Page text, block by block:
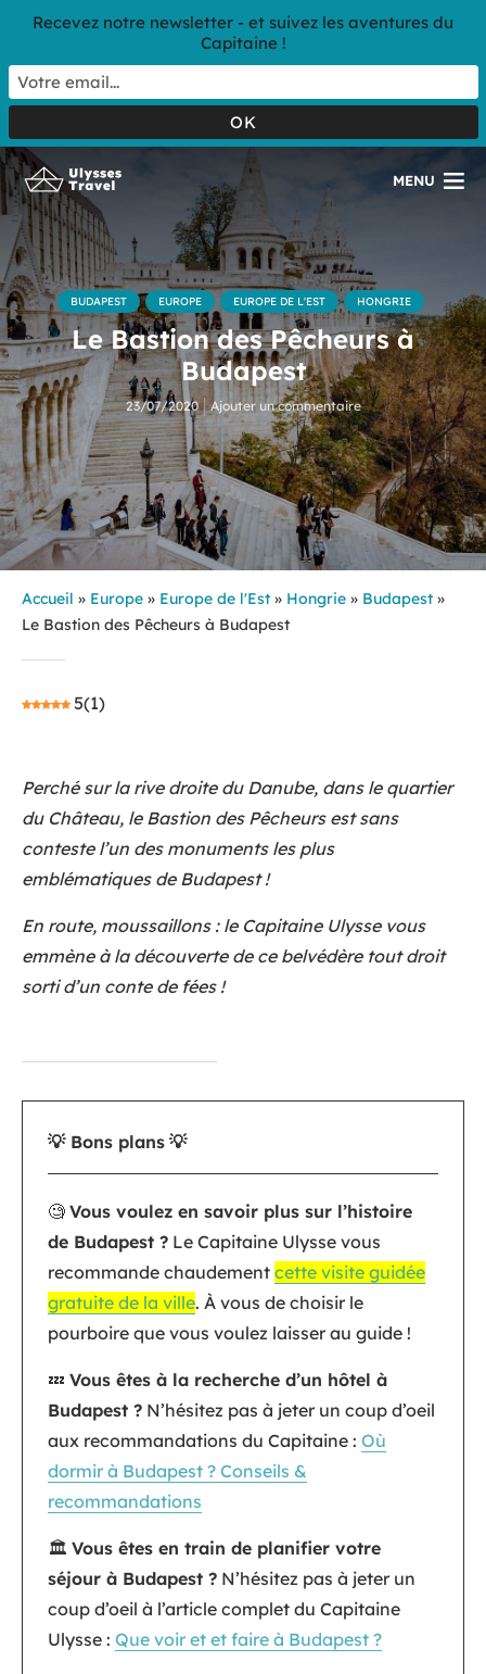
MENU
BUDAPEST EUROPE EUROPE DE L'EST HONGRIE
Le Bastion des Pêcheurs à
Budapest
23/07/2020 Ajouter un commentaire
Accueil » Europe » Europe de l'Est » Hongrie » Budapest »
Le Bastion des Pêcheurs à Budapest
5(1)
Perché sur la rive droite du Danube, dans le quartier
du Château, le Bastion des Pêcheurs est sans
conteste l’un des monuments les plus
emblématiques de Budapest !
En route, moussaillons : le Capitaine Ulysse vous
emmène à la découverte de ce belvédère tout droit
sorti d’un conte de fées !
💡 Bons plans 💡
🧐Vous voulez en savoir plus sur l’histoire
de Budapest ? Le Capitaine Ulysse vous
recommande chaudementcette visite guidée
gratuite de la ville. À vous de choisir le
pourboire que vous voulez laisser au guide !
💤Vous êtes à la recherche d’un hôtel à
Budapest ? N’hésitez pas à jeter un coup d’oeil
aux recommandations du Capitaine :Où
dormir à Budapest ? Conseils &
recommandations
🏛Vous êtes en train de planifier votre
séjour à Budapest ? N’hésitez pas à jeter un
coup d’oeil à l’article complet du Capitaine
Ulysse :Que voir et et faire à Budapest ?
Recevez notre newsletter - et suivez les aventures du
Capitaine !